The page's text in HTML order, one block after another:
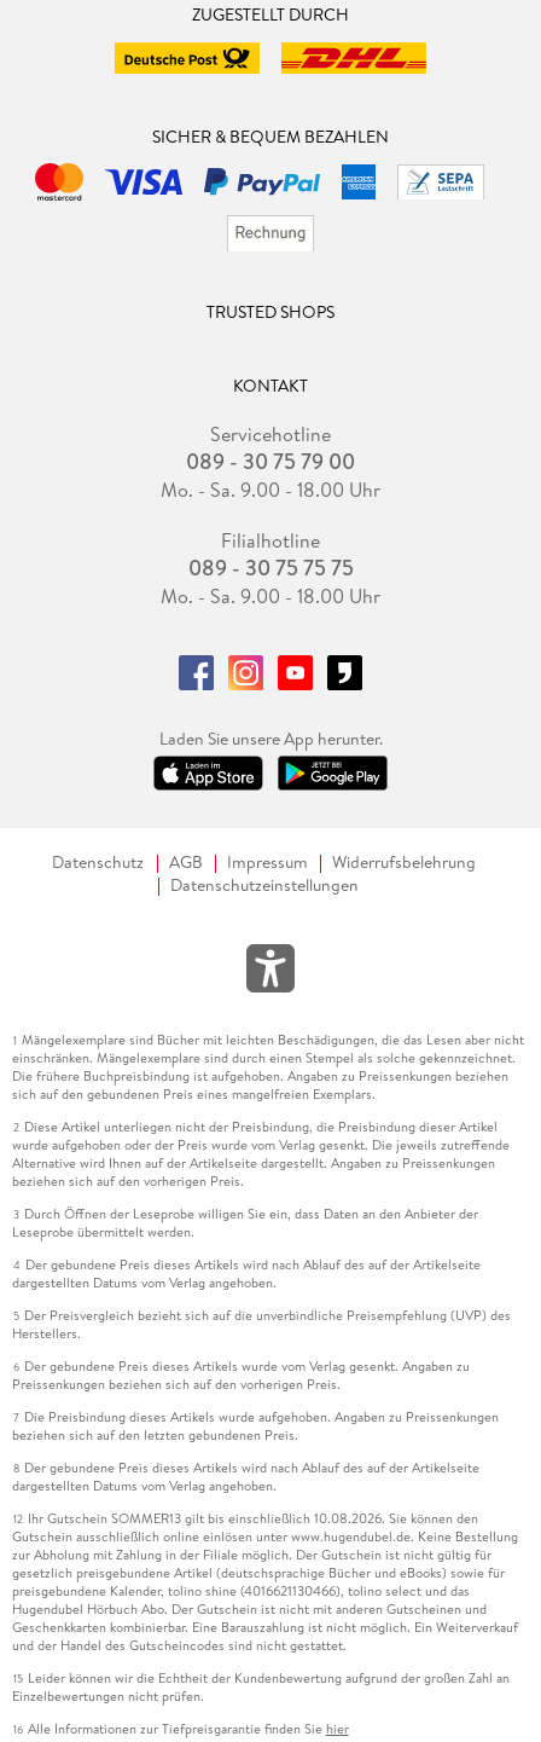
ZUGESTELLT DURCH
SICHER & BEQUEM BEZAHLEN
TRUSTED SHOPS
KONTAKT
Servicehotline
089 - 30 75 79 00
Mo. - Sa. 9.00 - 18.00 Uhr
Filialhotline
089 - 30 75 75 75
Mo. - Sa. 9.00 - 18.00 Uhr
Laden Sie unsere App herunter.
Datenschutz AGB Impressum
Widerrufsbelehrung
Datenschutzeinstellungen
1 Mängelexemplare sind Bücher mit leichten Beschädigungen, die das Lesen aber nicht
einschränken. Mängelexemplare sind durch einen Stempel als solche gekennzeichnet.
Die frühere Buchpreisbindung ist aufgehoben. Angaben zu Preissenkungen beziehen
sich auf den gebundenen Preis eines mangelfreien Exemplars.
2 Diese Artikel unterliegen nicht der Preisbindung, die Preisbindung dieser Artikel
wurde aufgehoben oder der Preis wurde vom Verlag gesenkt. Die jeweils zutreffende
Alternative wird Ihnen auf der Artikelseite dargestellt. Angaben zu Preissenkungen
beziehen sich auf den vorherigen Preis.
3 Durch Öffnen der Leseprobe willigen Sie ein, dass Daten an den Anbieter der
Leseprobe übermittelt werden.
4 Der gebundene Preis dieses Artikels wird nach Ablauf des auf der Artikelseite
dargestellten Datums vom Verlag angehoben.
5 Der Preisvergleich bezieht sich auf die unverbindliche Preisempfehlung (UVP) des
Herstellers.
6 Der gebundene Preis dieses Artikels wurde vom Verlag gesenkt. Angaben zu
Preissenkungen beziehen sich auf den vorherigen Preis.
7 Die Preisbindung dieses Artikels wurde aufgehoben. Angaben zu Preissenkungen
beziehen sich auf den letzten gebundenen Preis.
8 Der gebundene Preis dieses Artikels wird nach Ablauf des auf der Artikelseite
dargestellten Datums vom Verlag angehoben.
12 Ihr Gutschein SOMMER13 gilt bis einschließlich 10.08.2026. Sie können den
Gutschein ausschließlich online einlösen unter www.hugendubel.de. Keine Bestellung
zur Abholung mit Zahlung in der Filiale möglich. Der Gutschein ist nicht gültig für
gesetzlich preisgebundene Artikel (deutschsprachige Bücher und eBooks) sowie für
preisgebundene Kalender, tolino shine (4016621130466), tolino select und das
Hugendubel Hörbuch Abo. Der Gutschein ist nicht mit anderen Gutscheinen und
Geschenkkarten kombinierbar. Eine Barauszahlung ist nicht möglich. Ein Weiterverkauf
und der Handel des Gutscheincodes sind nicht gestattet.
15 Leider können wir die Echtheit der Kundenbewertung aufgrund der großen Zahl an
Einzelbewertungen nicht prüfen.
16 Alle Informationen zur Tiefpreisgarantie finden Sie hier